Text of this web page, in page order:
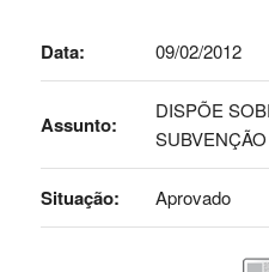
Data: 09/02/2012
Assunto:
DISPÕE
SUBVENÇÃO
Situação: Aprovado